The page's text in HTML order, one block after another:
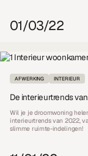
01/03/22
AFWERKING INTERIEUR
De interieurtrends
Wil je je droomwoning
interieurtrends van 2022,
slimme ruimte-indelingen!